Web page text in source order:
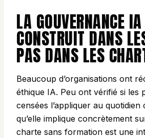
LA GOUVERNANCE
CONSTRUIT DANS
PAS DANS LES
Beaucoup d’organisations ont
éthique IA. Peu ont vérifié si les
censées l’appliquer au
qu’elle implique concrètement
charte sans formation est une